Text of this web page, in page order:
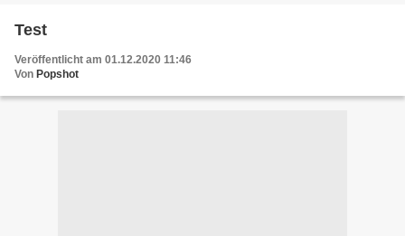
Test
Veröffentlicht am 01.12.2020 11:46
Von Popshot